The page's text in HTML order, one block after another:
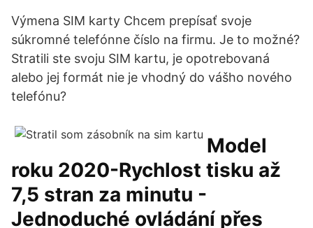
Výmena SIM karty Chcem prepísať svoje
súkromné telefónne číslo na firmu. Je to možné?
Stratili ste svoju SIM kartu, je opotrebovaná
alebo jej formát nie je vhodný do vášho nového
telefónu?
Model
roku 2020-Rychlost tisku až
7,5 stran za minutu -
Jednoduché ovládání přes